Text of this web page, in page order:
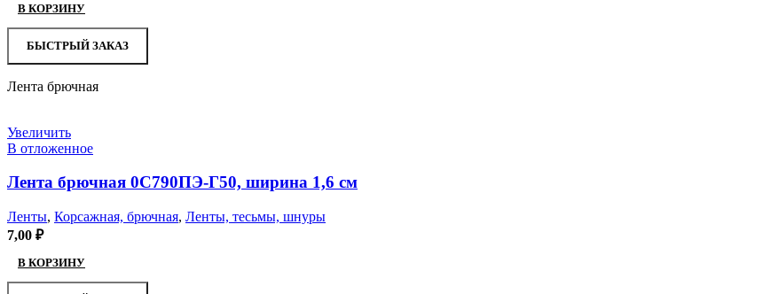
В КОРЗИНУ
БЫСТРЫЙ ЗАКАЗ
Лента брючная
Увеличить
В отложенное
Лента брючная 0С790ПЭ-Г50, ширина 1,6 см
Ленты, Корсажная, брючная, Ленты, тесьмы, шнуры
7,00 ₽
В КОРЗИНУ